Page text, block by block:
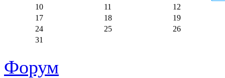
10
11
12
17
18
19
24
25
26
31
Форум